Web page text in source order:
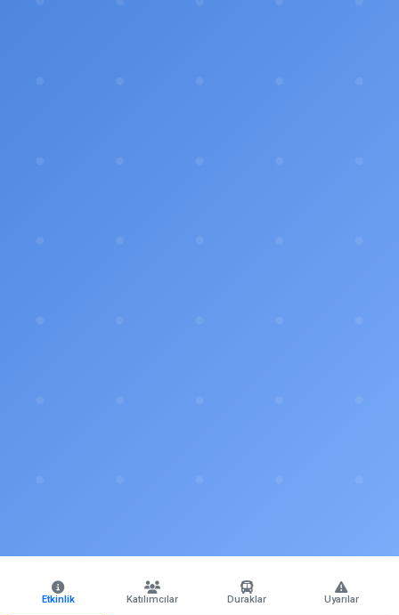
Etkinlik Katılımcılar Duraklar Uyarılar